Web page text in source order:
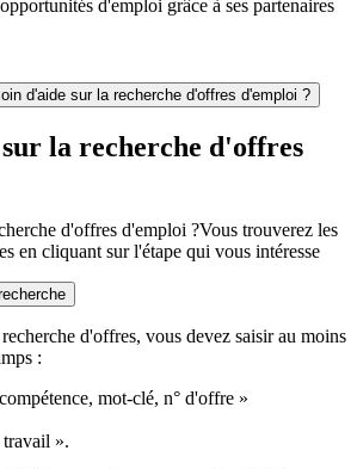
d'emploi grâce à ses partenaires
d'aide sur la recherche d'offres d'emploi ?
la recherche d'offres
d'offres d'emploi ?Vous trouverez les
en cliquant sur l'étape qui vous intéresse
d'offres, vous devez saisir au moins
:
mot-clé, n° d'offre »
».